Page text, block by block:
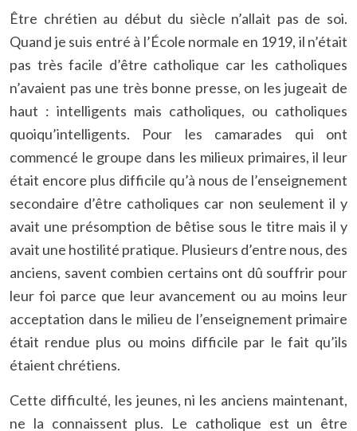
Être chrétien au début du siècle n’allait pas de soi.
Quand je suis entré à l’École normale en 1919, il n’était
pas très facile d’être catholique car les catholiques
n’avaient pas une très bonne presse, on les jugeait de
haut : intelligents mais catholiques, ou catholiques
quoiqu’intelligents. Pour les camarades qui ont
commencé le groupe dans les milieux primaires, il leur
était encore plus difficile qu’à nous de l’enseignement
secondaire d’être catholiques car non seulement il y
avait une présomption de bêtise sous le titre mais il y
avait une hostilité pratique. Plusieurs d’entre nous, des
anciens, savent combien certains ont dû souffrir pour
leur foi parce que leur avancement ou au moins leur
acceptation dans le milieu de l’enseignement primaire
était rendue plus ou moins difficile par le fait qu’ils
étaient chrétiens.
Cette difficulté, les jeunes, ni les anciens maintenant,
ne la connaissent plus. Le catholique est un être